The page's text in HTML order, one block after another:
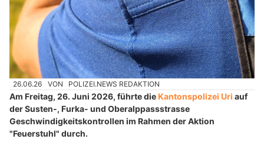
26.06.26 VON POLIZEI.NEWS REDAKTION
Am Freitag, 26. Juni 2026, führte dieKantonspolizei Uri auf
der Susten-, Furka- und Oberalppassstrasse
Geschwindigkeitskontrollen im Rahmen der Aktion
"Feuerstuhl" durch.